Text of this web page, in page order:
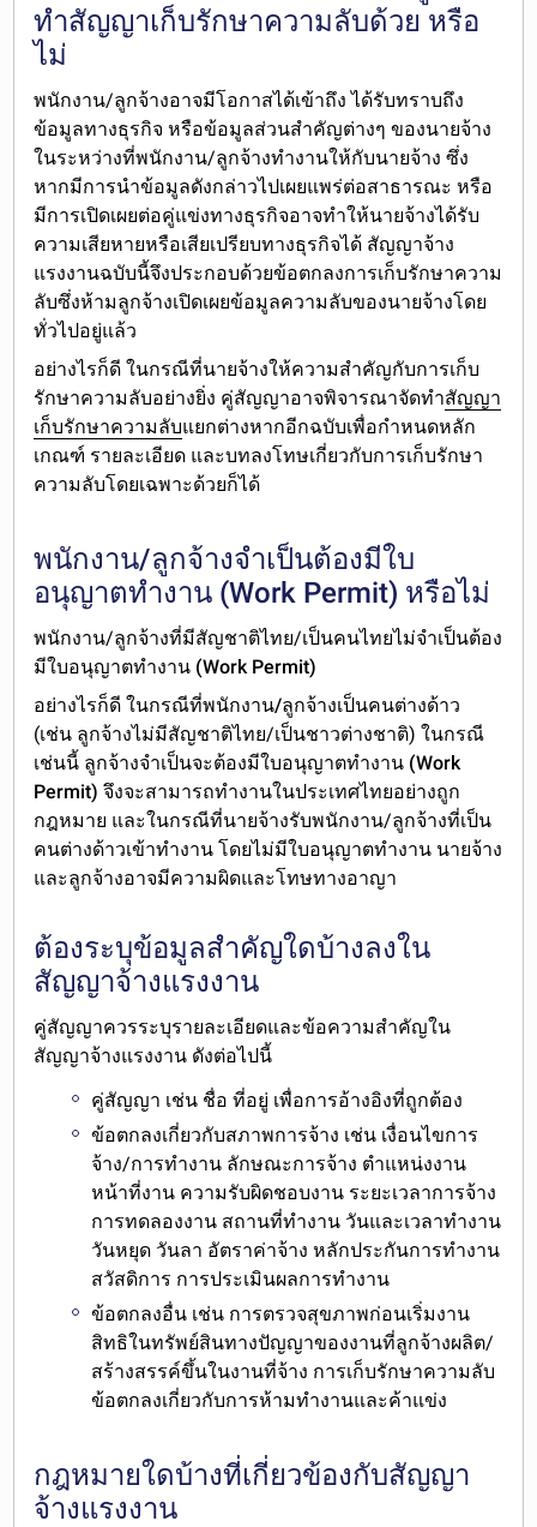
ทำสัญญาเก็บรักษาความลับด้วย หรือ
ไม่
พนักงาน/ลูกจ้างอาจมีโอกาสได้เข้าถึง ได้รับทราบถึง
ข้อมูลทางธุรกิจ หรือข้อมูลส่วนสำคัญต่างๆ ของนายจ้าง
ในระหว่างที่พนักงาน/ลูกจ้างทำงานให้กับนายจ้าง ซึ่ง
หากมีการนำข้อมูลดังกล่าวไปเผยแพร่ต่อสาธารณะ หรือ
มีการเปิดเผยต่อคู่แข่งทางธุรกิจอาจทำให้นายจ้างได้รับ
ความเสียหายหรือเสียเปรียบทางธุรกิจได้ สัญญาจ้าง
แรงงานฉบับนี้จึงประกอบด้วยข้อตกลงการเก็บรักษาความ
ลับซึ่งห้ามลูกจ้างเปิดเผยข้อมูลความลับของนายจ้างโดย
ทั่วไปอยู่แล้ว
อย่างไรก็ดี ในกรณีที่นายจ้างให้ความสำคัญกับการเก็บ
รักษาความลับอย่างยิ่ง คู่สัญญาอาจพิจารณาจัดทำสัญญา
เก็บรักษาความลับแยกต่างหากอีกฉบับเพื่อกำหนดหลัก
เกณฑ์ รายละเอียด และบทลงโทษเกี่ยวกับการเก็บรักษา
ความลับโดยเฉพาะด้วยก็ได้
พนักงาน/ลูกจ้างจำเป็นต้องมีใบ
อนุญาตทำงาน (Work Permit) หรือไม่
พนักงาน/ลูกจ้างที่มีสัญชาติไทย/เป็นคนไทยไม่จำเป็นต้อง
มีใบอนุญาตทำงาน (Work Permit)
อย่างไรก็ดี ในกรณีที่พนักงาน/ลูกจ้างเป็นคนต่างด้าว
(เช่น ลูกจ้างไม่มีสัญชาติไทย/เป็นชาวต่างชาติ) ในกรณี
เช่นนี้ ลูกจ้างจำเป็นจะต้องมีใบอนุญาตทำงาน (Work
Permit)จึงจะสามารถทำงานในประเทศไทยอย่างถูก
กฎหมาย และในกรณีที่นายจ้างรับพนักงาน/ลูกจ้างที่เป็น
คนต่างด้าวเข้าทำงาน โดยไม่มีใบอนุญาตทำงาน นายจ้าง
และลูกจ้างอาจมีความผิดและโทษทางอาญา
ต้องระบุข้อมูลสำคัญใดบ้างลงใน
สัญญาจ้างแรงงาน
คู่สัญญาควรระบุรายละเอียดและข้อความสำคัญใน
สัญญาจ้างแรงงาน ดังต่อไปนี้
คู่สัญญา เช่น ชื่อ ที่อยู่ เพื่อการอ้างอิงที่ถูกต้อง
ข้อตกลงเกี่ยวกับสภาพการจ้าง เช่น เงื่อนไขการ
จ้าง/การทำงาน ลักษณะการจ้าง ตำแหน่งงาน
หน้าที่งาน ความรับผิดชอบงาน ระยะเวลาการจ้าง
การทดลองงาน สถานที่ทำงาน วันและเวลาทำงาน
วันหยุด วันลา อัตราค่าจ้าง หลักประกันการทำงาน
สวัสดิการ การประเมินผลการทำงาน
ข้อตกลงอื่น เช่น การตรวจสุขภาพก่อนเริ่มงาน
สิทธิในทรัพย์สินทางปัญญาของงานที่ลูกจ้างผลิต/
สร้างสรรค์ขึ้นในงานที่จ้าง การเก็บรักษาความลับ
ข้อตกลงเกี่ยวกับการห้ามทำงานและค้าแข่ง
กฎหมายใดบ้างที่เกี่ยวข้องกับสัญญา
จ้างแรงงาน